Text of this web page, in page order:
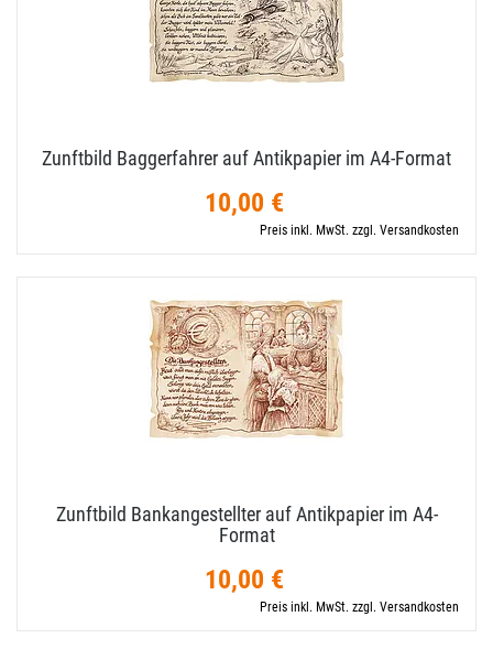
Zunftbild Baggerfahrer auf Antikpapier im A4-​Format
10,00 €
Preis inkl. MwSt. zzgl. Versandkosten
Zunftbild Bankangestellter auf Antikpapier im A4-​
Format
10,00 €
Preis inkl. MwSt. zzgl. Versandkosten